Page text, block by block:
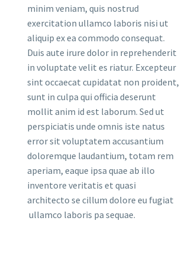
minim veniam, quis nostrud
exercitation ullamco laboris nisi ut
aliquip ex ea commodo consequat.
Duis aute irure dolor in reprehenderit
in voluptate velit es riatur. Excepteur
sint occaecat cupidatat non proident,
sunt in culpa qui officia deserunt
mollit anim id est laborum. Sed ut
perspiciatis unde omnis iste natus
error sit voluptatem accusantium
doloremque laudantium, totam rem
aperiam, eaque ipsa quae ab illo
inventore veritatis et quasi
architecto se cillum dolore eu fugiat
ullamco laboris pa sequae.